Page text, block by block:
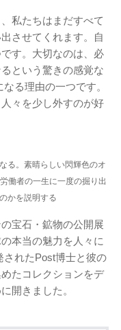
私たちはまだすべて
させてくれます。自
す。大切なのは、必
という驚きの感覚な
る理由の一つです。
々を少し外すのが好
る。素晴らしい閃輝色のオ
働者の一生に一度の掘り出
かを説明する
宝石・鉱物の公開展
本当の魅力を人々に
れたPost博士と彼の
たコレクションをデ
開きました。